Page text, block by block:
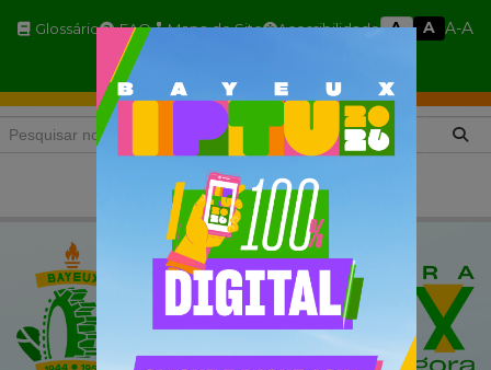
Glossário FAQ Mapa do Site Acessibilidade A A A-A